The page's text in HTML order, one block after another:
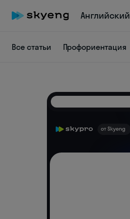
Английский
Все статьи Профориентация